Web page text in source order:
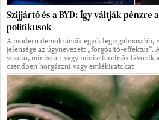
Szijjártó és a BYD: Így váltják pénzre
politikusok
A modern demokráciák egyik legizgalmasabb,
jelensége az úgynevezett „forgóajtó-effektus”.
vezető, miniszter vagy miniszterelnök távozik
csendben horgászni vagy emlékiratokat